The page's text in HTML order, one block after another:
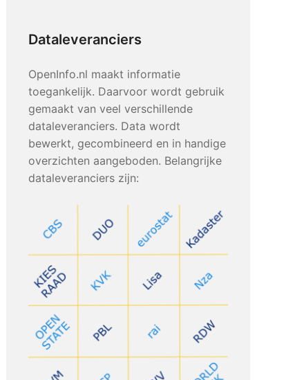
Dataleveranciers
OpenInfo.nl maakt informatie
toegankelijk. Daarvoor wordt gebruik
gemaakt van veel verschillende
dataleveranciers. Data wordt
bewerkt, gecombineerd en in handige
overzichten aangeboden. Belangrijke
dataleveranciers zijn: